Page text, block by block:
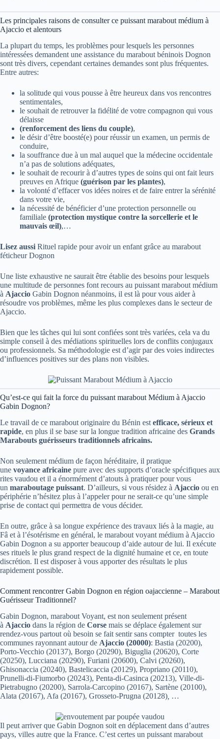
Les principales raisons de consulter ce puissant marabout médium à
Ajaccio et alentours
La plupart du temps, les problèmes pour lesquels les personnes
intéressées demandent une assistance du marabout béninois Dognon
sont très divers, cependant certaines demandes sont plus fréquentes.
Entre autres:
la solitude qui vous pousse à être heureux dans vos rencontres
sentimentales,
le souhait de retrouver la fidélité de votre compagnon qui vous
délaisse
(renforcement des liens du couple),
le désir d’être boosté(e) pour réussir un examen, un permis de
conduire,
la souffrance due à un mal auquel que la médecine occidentale
n’a pas de solutions adéquates,
le souhait de recourir à d’autres types de soins qui ont fait leurs
preuves en Afrique (guérison par les plantes),
la volonté d’effacer vos idées noires et de faire entrer la sérénité
dans votre vie,
la nécessité de bénéficier d’une protection personnelle ou
familiale (protection mystique contre la sorcellerie et le
mauvais œil),…
Lisez aussi Rituel rapide pour avoir un enfant grâce au marabout
féticheur Dognon
Une liste exhaustive ne saurait être établie des besoins pour lesquels
une multitude de personnes font recours au puissant marabout médium
à Ajaccio Gabin Dognon néanmoins, il est là pour vous aider à
résoudre vos problèmes, même les plus complexes dans le secteur de
Ajaccio.
Bien que les tâches qui lui sont confiées sont très variées, cela va du
simple conseil à des médiations spirituelles lors de conflits conjugaux
ou professionnels. Sa méthodologie est d’agir par des voies indirectes
d’influences positives sur des plans non visibles.
Qu’est-ce qui fait la force du puissant marabout Médium à Ajaccio
Gabin Dognon?
Le travail de ce marabout originaire du Bénin est efficace, sérieux et
rapide, en plus il se base sur la longue tradition africaine des Grands
Marabouts guérisseurs traditionnels africains.
Non seulement médium de façon héréditaire, il pratique
une voyance africaine pure avec des supports d’oracle spécifiques aux
rites vaudou et il a énormément d’atouts à pratiquer pour vous
un maraboutage puissant. D’ailleurs, si vous résidez à Ajaccio ou en
périphérie n’hésitez plus à l’appeler pour ne serait-ce qu’une simple
prise de contact qui permettra de vous décider.
En outre, grâce à sa longue expérience des travaux liés à la magie, au
Fâ et à l’ésotérisme en général, le marabout voyant médium à Ajaccio
Gabin Dognon a su apporter beaucoup d’aide autour de lui. Il exécute
ses rituels le plus grand respect de la dignité humaine et ce, en toute
discrétion. Il est disposer à vous apporter des résultats le plus
rapidement possible.
Comment rencontrer Gabin Dognon en région oajaccienne – Marabout
Guérisseur Traditionnel?
Gabin Dognon, marabout Voyant, est non seulement présent
à Ajaccio dans la région de Corse mais se déplace également sur
rendez-vous partout où besoin se fait sentir sans compter toutes les
communes rayonnant autour de Ajaccio (20000): Bastia (20200),
Porto-Vecchio (20137), Borgo (20290), Biguglia (20620), Corte
(20250), Lucciana (20290), Furiani (20600), Calvi (20260),
Ghisonaccia (20240), Bastelicaccia (20129), Propriano (20110),
Prunelli-di-Fiumorbo (20243), Penta-di-Casinca (20213), Ville-di-
Pietrabugno (20200), Sarrola-Carcopino (20167), Sartène (20100),
Alata (20167), Afa (20167), Grosseto-Prugna (20128) …
Il peut arriver que Gabin Dognon soit en déplacement dans d’autres
pays, villes autre que la France. C’est certes un puissant marabout